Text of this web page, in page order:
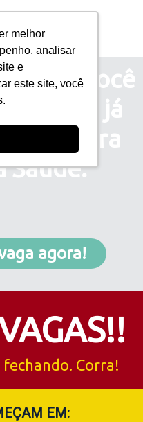
melhor
analisar
e
este site, você você
e já
carreira
Saúde.
agora!
Corra!
EM: